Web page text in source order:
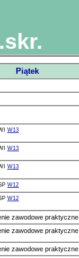
Piątek
W13
W13
W13
W12
W12
zawodowe praktyczne
zawodowe praktyczne
zawodowe praktyczne